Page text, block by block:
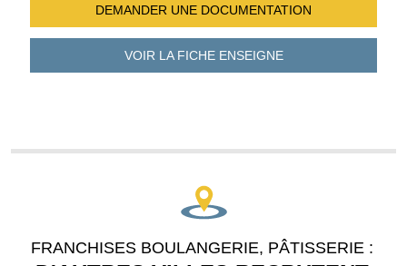
DEMANDER UNE DOCUMENTATION
VOIR LA FICHEENSEIGNE
FRANCHISES BOULANGERIE, PÂTISSERIE :